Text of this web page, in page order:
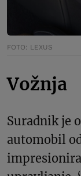
FOTO: LEXUS
Vožnja
Suradnik je
automobil